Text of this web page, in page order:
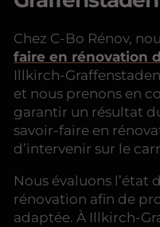
Chez C-Bo Rénov,
faire en rénovation
Illkirch-
et nous prenons en
garantir un résultat
savoir-faire en
d’intervenir sur le
Nous évaluons l’état
rénovation afin de
adaptée. À Illkirch-